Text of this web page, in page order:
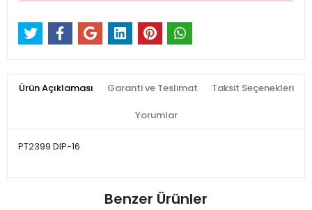
Ürün Açıklaması Garanti ve Teslimat Taksit Seçenekleri
Yorumlar
PT2399 DIP-16
Benzer Ürünler